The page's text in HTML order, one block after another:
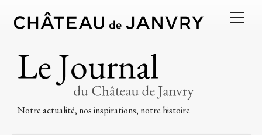
Notre actualité, nos inspirations, notre histoire